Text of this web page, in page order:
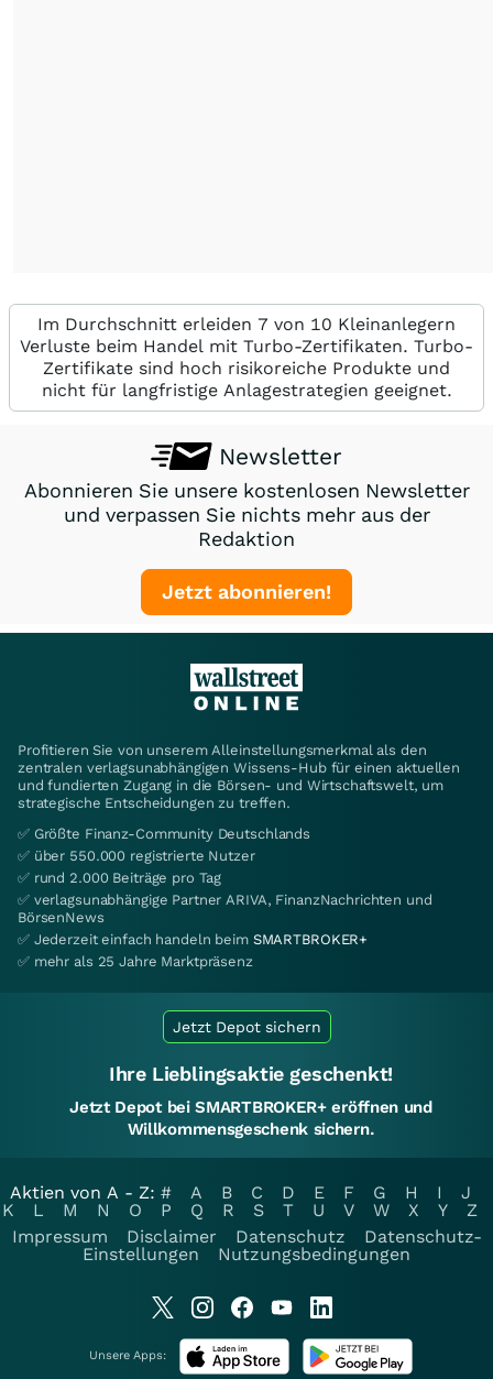
Im Durchschnitt erleiden 7 von 10 Kleinanlegern
Verluste beim Handel mit Turbo-Zertifikaten. Turbo-
Zertifikate sind hoch risikoreiche Produkte und
nicht für langfristige Anlagestrategien geeignet.
Newsletter
Abonnieren Sie unsere kostenlosen Newsletter
und verpassen Sie nichts mehr aus der
Redaktion
Jetzt abonnieren!
Profitieren Sie von unserem Alleinstellungsmerkmal als den
zentralen verlagsunabhängigen Wissens-Hub für einen aktuellen
und fundierten Zugang in die Börsen- und Wirtschaftswelt, um
strategische Entscheidungen zu treffen.
✅ Größte Finanz-Community Deutschlands
✅ über 550.000 registrierte Nutzer
✅ rund 2.000 Beiträge pro Tag
✅ verlagsunabhängige Partner ARIVA, FinanzNachrichten und
BörsenNews
✅ Jederzeit einfach handeln beim SMARTBROKER+
✅ mehr als 25 Jahre Marktpräsenz
Jetzt Depot sichern
Ihre Lieblingsaktie geschenkt!
Jetzt Depot bei SMARTBROKER+ eröffnen und
Willkommensgeschenk sichern.
Aktien von A - Z: # A B C D E F G H I
J
K
L M N O P Q R S T U V W X Y
Z
Impressum
Disclaimer Datenschutz
Datenschutz-
Einstellungen
Nutzungsbedingungen
Unsere Apps: